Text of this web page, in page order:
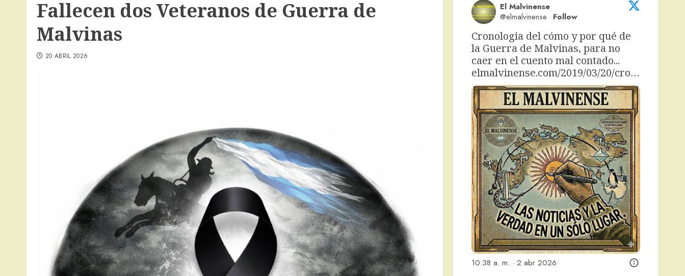
Fallecen dos Veteranos de Guerra de
Malvinas
20 ABRIL 2026
El Malvinense
@elmalvinense · Follow
Cronologia del cómo y por qué de
la Guerra de Malvinas, para no
elmalvinense.com/2019/03/20/cro…
10:38 a. m. · 2 abr 2026